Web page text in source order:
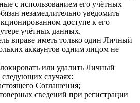
с использованием его учётных
незамедлительно уведомить
доступе к его
учётных данных.
вправе иметь только один Личный
аккаунтов одним лицом не
или удалить Личный
следующих случаях:
Соглашения;
сведений при регистрации